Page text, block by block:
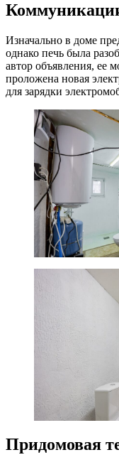
Изначально в доме
однако печь была
автор объявления, ее
проложена новая
для зарядки
Придомовая